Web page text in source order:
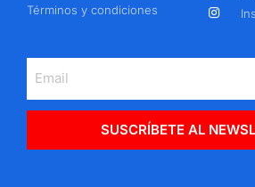
Términos y condiciones
SUSCRÍBETE AL